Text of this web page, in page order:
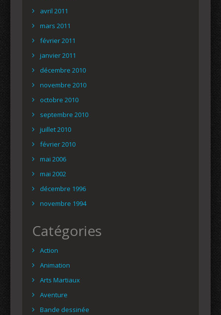
avril 2011
mars 2011
février 2011
janvier 2011
décembre 2010
novembre 2010
octobre 2010
septembre 2010
juillet 2010
février 2010
mai 2006
mai 2002
décembre 1996
novembre 1994
Catégories
Action
Animation
Arts Martiaux
Aventure
Bande dessinée